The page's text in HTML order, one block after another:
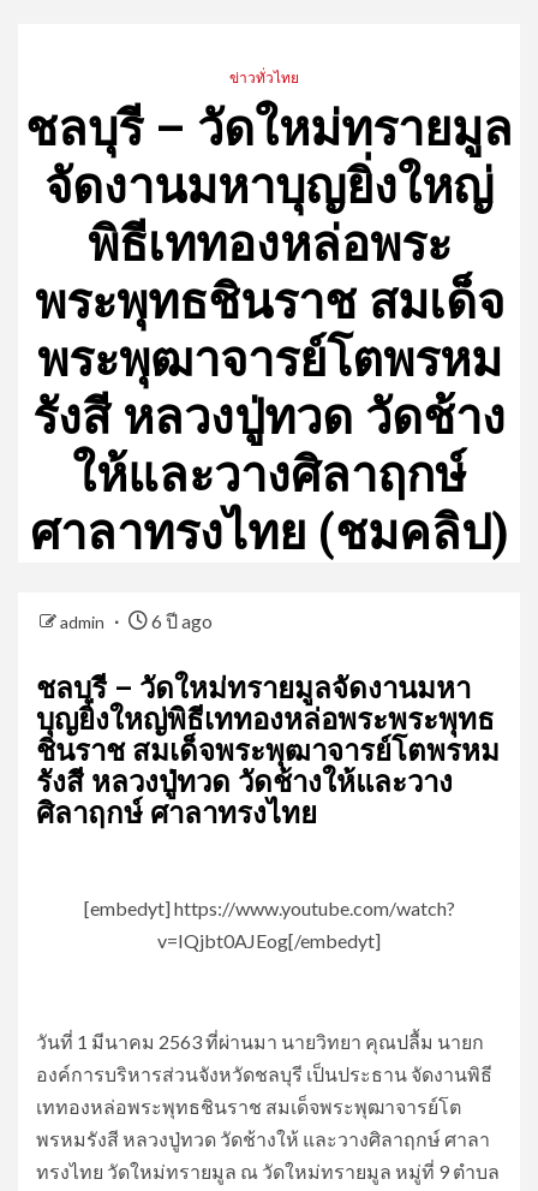
ข่าวทั่วไทย
ชลบุรี – วัดใหม่ทรายมูล
จัดงานมหาบุญยิ่งใหญ่
พิธีเททองหล่อพระ
พระพุทธชินราช สมเด็จ
พระพุฒาจารย์โตพรหม
รังสี หลวงปู่ทวด วัดช้าง
ให้และวางศิลาฤกษ์
ศาลาทรงไทย (ชมคลิป)
admin 6 ปี ago
ชลบุรี – วัดใหม่ทรายมูลจัดงานมหา
บุญยิ่งใหญ่พิธีเททองหล่อพระพระพุทธ
ชินราช สมเด็จพระพุฒาจารย์โตพรหม
รังสี หลวงปู่ทวด วัดช้างให้และวาง
ศิลาฤกษ์ ศาลาทรงไทย
[embedyt] https://www.youtube.com/watch?
v=IQjbt0AJEog[/embedyt]
วันที่ 1 มีนาคม 2563 ที่ผ่านมา นายวิทยา คุณปลื้ม นายก
องค์การบริหารส่วนจังหวัดชลบุรี เป็นประธาน จัดงานพิธี
เททองหล่อพระพุทธชินราช สมเด็จพระพุฒาจารย์โต
พรหมรังสี หลวงปู่ทวด วัดช้างให้ และวางศิลาฤกษ์ ศาลา
ทรงไทย วัดใหม่ทรายมูล ณ วัดใหม่ทรายมูล หมู่ที่ 9 ตำบล